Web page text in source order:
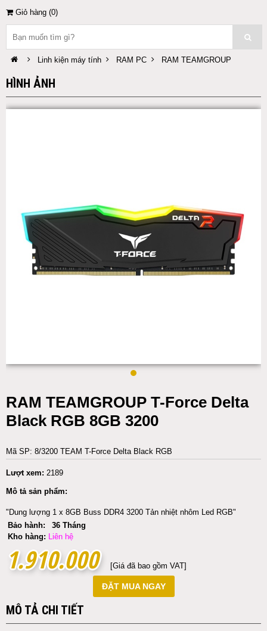
Giỏ hàng (0)
Linh kiện máy tính RAM PC RAM TEAMGROUP
HÌNH ẢNH
RAM TEAMGROUP T-Force Delta
Black RGB 8GB 3200
Mã SP: 8/3200 TEAM T-Force Delta Black RGB
Lượt xem: 2189
Mô tả sản phẩm:
"Dung lượng 1 x 8GB Buss DDR4 3200 Tản nhiệt nhôm Led RGB"
Bảo hành:
36 Tháng
Kho hàng:
Liên hệ
1.910.000
1.910.000 [Giá đã bao gồm VAT]
ĐẶT MUA NGAY
MÔ TẢ CHI TIẾT